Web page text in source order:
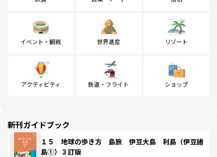
イベント・観戦 世界遺産 リゾート
アクティビティ 鉄道・フライト ショップ
新刊ガイドブック
１５ 地球の歩き方 島旅 伊豆大島 利島（伊豆諸
島①）３訂版